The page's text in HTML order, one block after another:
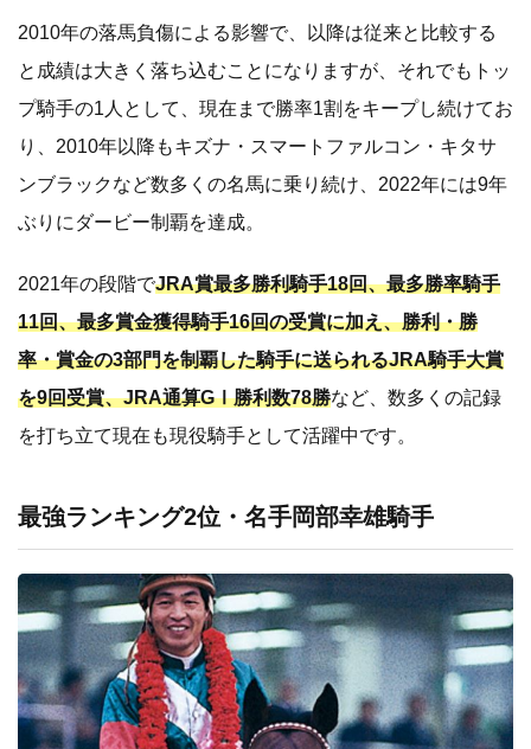
2010年の落馬負傷による影響で、以降は従来と比較する
と成績は大きく落ち込むことになりますが、それでもトッ
プ騎手の1人として、現在まで勝率1割をキープし続けてお
り、2010年以降もキズナ・スマートファルコン・キタサ
ンブラックなど数多くの名馬に乗り続け、2022年には9年
ぶりにダービー制覇を達成。
2021年の段階でJRA賞最多勝利騎手18回、最多勝率騎手
11回、最多賞金獲得騎手16回の受賞に加え、勝利・勝
率・賞金の3部門を制覇した騎手に送られるJRA騎手大賞
を9回受賞、JRA通算GⅠ勝利数78勝など、数多くの記録
を打ち立て現在も現役騎手として活躍中です。
最強ランキング2位・名手岡部幸雄騎手